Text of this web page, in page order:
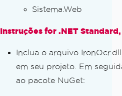
Sistema.Web
Instruções for .NET
Inclua o arquivo
em seu projeto. Em
ao pacote NuGet: